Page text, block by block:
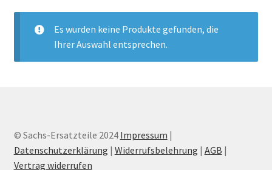
Es wurden keine Produkte gefunden, die
Ihrer Auswahl entsprechen.
© Sachs-Ersatzteile 2024 Impressum |
Datenschutzerklärung | Widerrufsbelehrung | AGB |
Vertrag widerrufen